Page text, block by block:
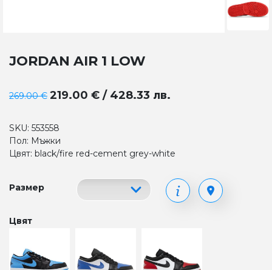
JORDAN AIR 1 LOW
269.00 € 219.00 € / 428.33 лв.
SKU: 553558
Пол: Мъжки
Цвят: black/fire red-cement grey-white
Размер
Цвят